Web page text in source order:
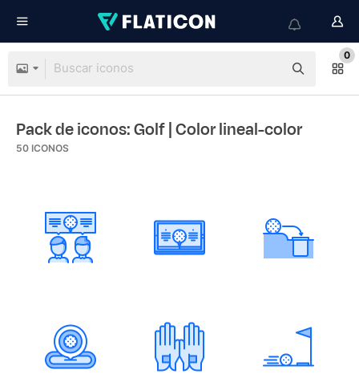
0
Pack de iconos: Golf| Color lineal-color
50 ICONOS